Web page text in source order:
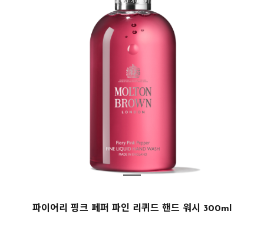
파이어리 핑크 페퍼 파인 리퀴드 핸드 워시 300ml